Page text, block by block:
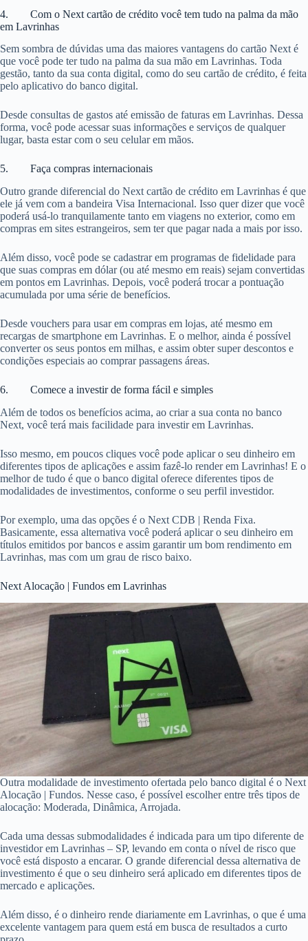
4. Com o Next cartão de crédito você tem tudo na palma da mão
em Lavrinhas
Sem sombra de dúvidas uma das maiores vantagens do cartão Next é
que você pode ter tudo na palma da sua mão em Lavrinhas. Toda
gestão, tanto da sua conta digital, como do seu cartão de crédito, é feita
pelo aplicativo do banco digital.
Desde consultas de gastos até emissão de faturas em Lavrinhas. Dessa
forma, você pode acessar suas informações e serviços de qualquer
lugar, basta estar com o seu celular em mãos.
5. Faça compras internacionais
Outro grande diferencial do Next cartão de crédito em Lavrinhas é que
ele já vem com a bandeira Visa Internacional. Isso quer dizer que você
poderá usá-lo tranquilamente tanto em viagens no exterior, como em
compras em sites estrangeiros, sem ter que pagar nada a mais por isso.
Além disso, você pode se cadastrar em programas de fidelidade para
que suas compras em dólar (ou até mesmo em reais) sejam convertidas
em pontos em Lavrinhas. Depois, você poderá trocar a pontuação
acumulada por uma série de benefícios.
Desde vouchers para usar em compras em lojas, até mesmo em
recargas de smartphone em Lavrinhas. E o melhor, ainda é possível
converter os seus pontos em milhas, e assim obter super descontos e
condições especiais ao comprar passagens áreas.
6. Comece a investir de forma fácil e simples
Além de todos os benefícios acima, ao criar a sua conta no banco
Next, você terá mais facilidade para investir em Lavrinhas.
Isso mesmo, em poucos cliques você pode aplicar o seu dinheiro em
diferentes tipos de aplicações e assim fazê-lo render em Lavrinhas! E o
melhor de tudo é que o banco digital oferece diferentes tipos de
modalidades de investimentos, conforme o seu perfil investidor.
Por exemplo, uma das opções é o Next CDB | Renda Fixa.
Basicamente, essa alternativa você poderá aplicar o seu dinheiro em
títulos emitidos por bancos e assim garantir um bom rendimento em
Lavrinhas, mas com um grau de risco baixo.
Next Alocação | Fundos em Lavrinhas
Outra modalidade de investimento ofertada pelo banco digital é o Next
Alocação | Fundos. Nesse caso, é possível escolher entre três tipos de
alocação: Moderada, Dinâmica, Arrojada.
Cada uma dessas submodalidades é indicada para um tipo diferente de
investidor em Lavrinhas – SP, levando em conta o nível de risco que
você está disposto a encarar. O grande diferencial dessa alternativa de
investimento é que o seu dinheiro será aplicado em diferentes tipos de
mercado e aplicações.
Além disso, é o dinheiro rende diariamente em Lavrinhas, o que é uma
excelente vantagem para quem está em busca de resultados a curto